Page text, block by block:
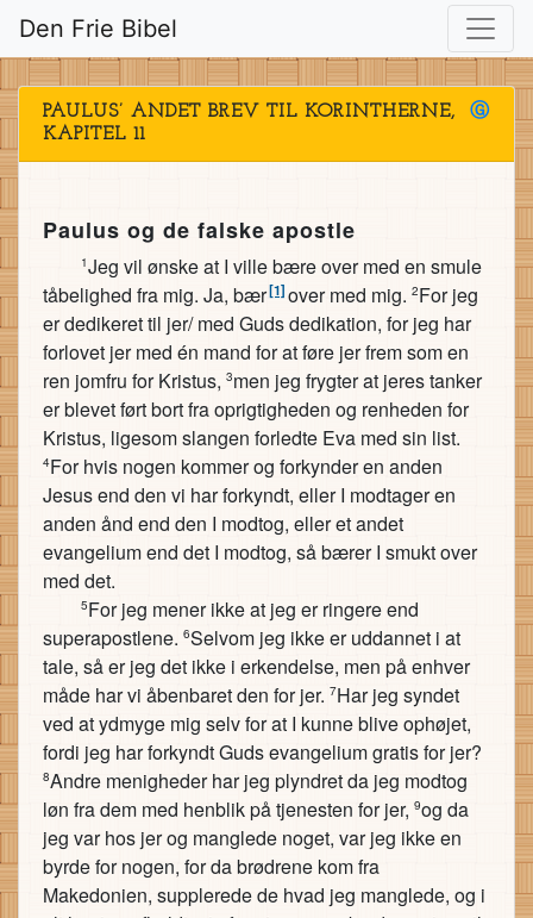
Den Frie Bibel
PAULUS’ ANDET BREV TIL KORINTHERNE,
KAPITEL 11
Ⓖ
Paulus og de falske apostle
1Jeg vil ønske at I ville bære over med en smule
tåbelighed fra mig. Ja, bær[1]over med mig. 2For jeg
er dedikeret til jer/ med Guds dedikation, for jeg har
forlovet jer med én mand for at føre jer frem som en
ren jomfru for Kristus, 3men jeg frygter at jeres tanker
er blevet ført bort fra oprigtigheden og renheden for
Kristus, ligesom slangen forledte Eva med sin list.
4For hvis nogen kommer og forkynder en anden
Jesus end den vi har forkyndt, eller I modtager en
anden ånd end den I modtog, eller et andet
evangelium end det I modtog, så bærer I smukt over
med det.
5For jeg mener ikke at jeg er ringere end
superapostlene. 6Selvom jeg ikke er uddannet i at
tale, så er jeg det ikke i erkendelse, men på enhver
måde har vi åbenbaret den for jer. 7Har jeg syndet
ved at ydmyge mig selv for at I kunne blive ophøjet,
fordi jeg har forkyndt Guds evangelium gratis for jer?
8Andre menigheder har jeg plyndret da jeg modtog
løn fra dem med henblik på tjenesten for jer, 9og da
jeg var hos jer og manglede noget, var jeg ikke en
byrde for nogen, for da brødrene kom fra
Makedonien, supplerede de hvad jeg manglede, og i